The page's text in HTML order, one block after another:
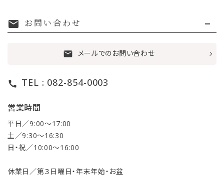
mail お問い合わせ
mail メールでのお問い合わせ
call TEL : 082-854-0003
営業時間
平日／9:00〜17:00
土／9:30〜16:30
日・祝／10:00〜16:00
休業日／第３日曜日・年末年始・お盆